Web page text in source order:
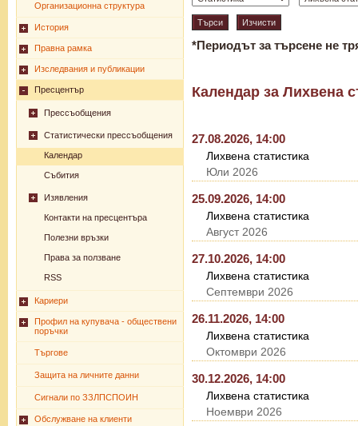
Организационна структура
История
Правна рамка
Изследвания и публикации
Пресцентър
Прессъобщения
Статистически прессъобщения
Календар
Събития
Изявления
Контакти на пресцентъра
Полезни връзки
Права за ползване
RSS
Кариери
Профил на купувача - обществени
поръчки
Търгове
Защита на личните данни
Сигнали по ЗЗЛПСПОИН
Обслужване на клиенти
*Периодът за търсене не
Календар за Лихвена
27.08.2026, 14:00
Лихвена статистика
Юли 2026
25.09.2026, 14:00
Лихвена статистика
Август 2026
27.10.2026, 14:00
Лихвена статистика
Септември 2026
26.11.2026, 14:00
Лихвена статистика
Октомври 2026
30.12.2026, 14:00
Лихвена статистика
Ноември 2026